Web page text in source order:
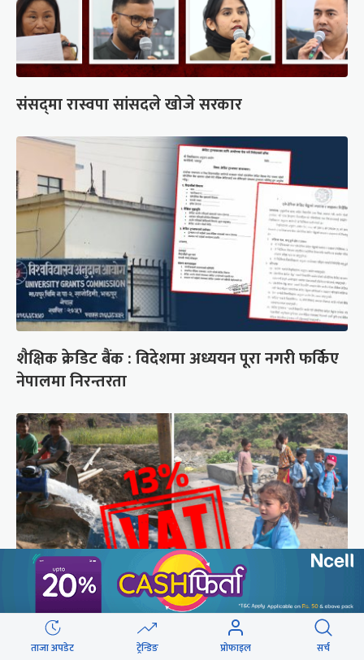
संसद्‍मा रास्वपा सांसदले खोजे सरकार
शैक्षिक क्रेडिट बैंक : विदेशमा अध्ययन पूरा नगरी फर्किए
नेपालमा निरन्तरता
सिँचाइ र खानेपानी : विद्युत् महसुलमा सहुलियत दर, तर
ताजा अपडेट ट्रेन्डिङ प्रोफाइल सर्च